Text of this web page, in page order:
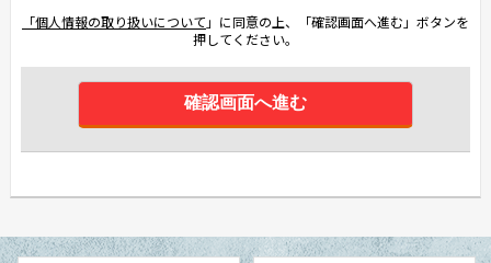
「個人情報の取り扱いについて 」に同意の上、「確認画面へ進む」ボタンを
押してください。